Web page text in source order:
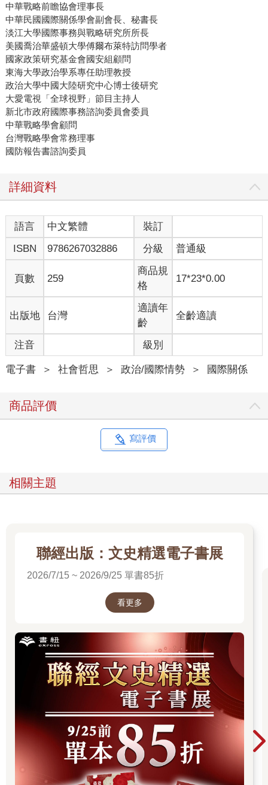
中華戰略前瞻協會理事長
中華民國國際關係學會副會長、秘書長
淡江大學國際事務與戰略研究所所長
美國喬治華盛頓大學傅爾布萊特訪問學者
國家政策研究基金會國安組顧問
東海大學政治學系專任助理教授
政治大學中國大陸研究中心博士後研究
大愛電視「全球視野」節目主持人
新北市政府國際事務諮詢委員會委員
中華戰略學會顧問
台灣戰略學會常務理事
國防報告書諮詢委員
詳細資料
語言 中文繁體
裝訂
ISBN
9786267032886 分級 普通級
頁數 259
商品規
格
17*23*0.00
出版地 台灣
適讀年
齡
全齡適讀
注音 級別
電子書 ＞ 社會哲思 ＞ 政治/國際情勢 ＞ 國際關係
商品評價
寫評價
相關主題
聯經出版：文史精選電子書展
2026/7/15 ~ 2026/9/25 單書85折
看更多